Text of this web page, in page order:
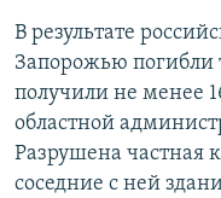
В результате
Запорожью погибли
получили не менее
областной
Разрушена частная
соседние с ней